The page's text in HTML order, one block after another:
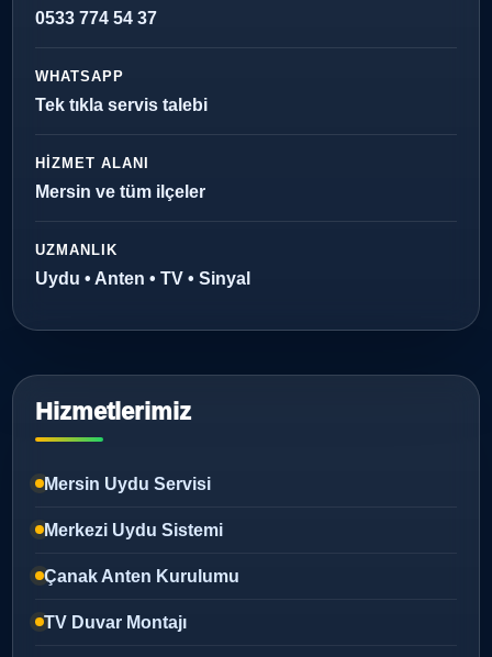
0533 774 54 37
WHATSAPP
Tek tıkla servis talebi
HIZMET ALANI
Mersin ve tüm ilçeler
UZMANLIK
Uydu • Anten • TV • Sinyal
Hizmetlerimiz
Mersin Uydu Servisi
Merkezi Uydu Sistemi
Çanak Anten Kurulumu
TV Duvar Montajı